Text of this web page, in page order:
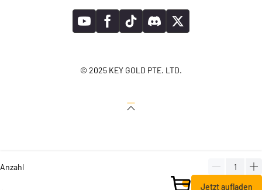
© 2025 KEY GOLD PTE. LTD.
Anzahl
Jetzt aufladen